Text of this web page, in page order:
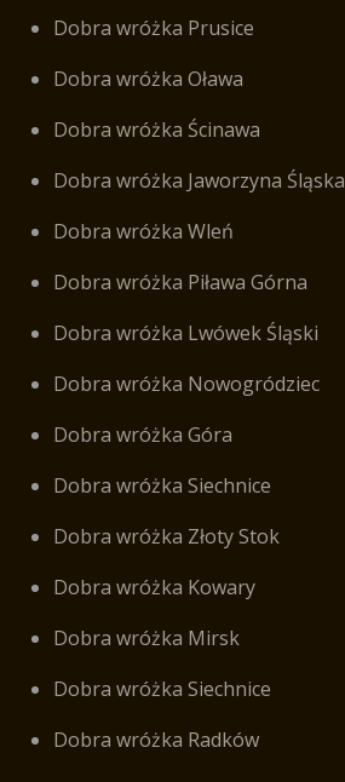
Dobra wróżka Prusice
Dobra wróżka Oława
Dobra wróżka Ścinawa
Dobra wróżka Jaworzyna Śląska
Dobra wróżka Wleń
Dobra wróżka Piława Górna
Dobra wróżka Lwówek Śląski
Dobra wróżka Nowogródziec
Dobra wróżka Góra
Dobra wróżka Siechnice
Dobra wróżka Złoty Stok
Dobra wróżka Kowary
Dobra wróżka Mirsk
Dobra wróżka Siechnice
Dobra wróżka Radków